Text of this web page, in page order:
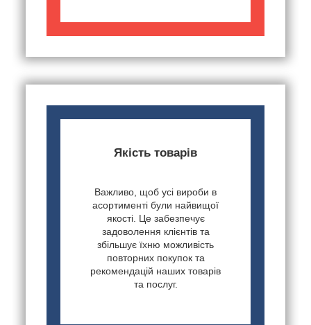
Якість товарів
Важливо, щоб усі вироби в
асортименті були найвищої
якості. Це забезпечує
задоволення клієнтів та
збільшує їхню можливість
повторних покупок та
рекомендацій наших товарів
та послуг.